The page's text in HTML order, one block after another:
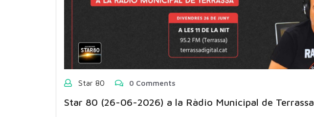
Star 80 0 Comments
Star 80 (26-06-2026) a la Ràdio Municipal de Terrassa